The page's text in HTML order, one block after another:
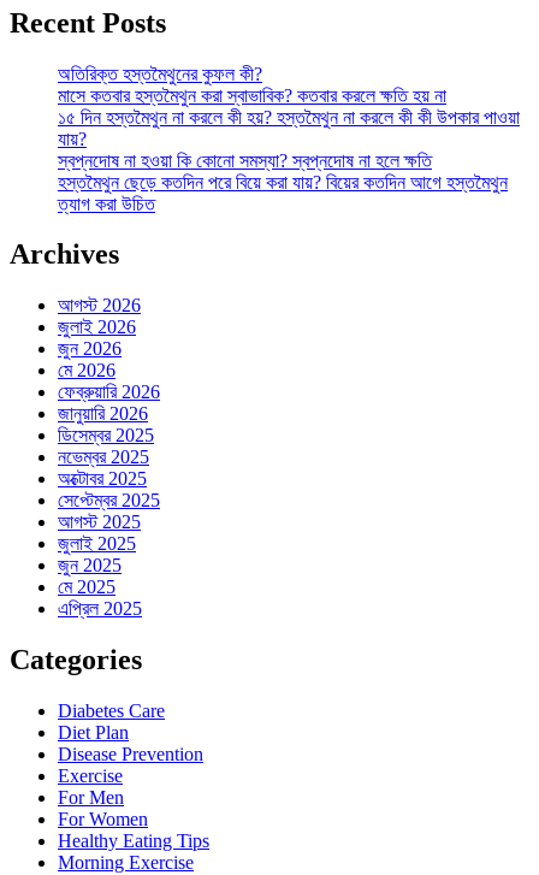
Recent Posts
অতিরিক্ত হস্তমৈথুনের কুফল কী?
মাসে কতবার হস্তমৈথুন করা স্বাভাবিক? কতবার করলে ক্ষতি হয় না
১৫ দিন হস্তমৈথুন না করলে কী হয়? হস্তমৈথুন না করলে কী কী উপকার পাওয়া
যায়?
স্বপ্নদোষ না হওয়া কি কোনো সমস্যা? স্বপ্নদোষ না হলে ক্ষতি
হস্তমৈথুন ছেড়ে কতদিন পরে বিয়ে করা যায়? বিয়ের কতদিন আগে হস্তমৈথুন
ত্যাগ করা উচিত
Archives
আগস্ট 2026
জুলাই 2026
জুন 2026
মে 2026
ফেব্রুয়ারি 2026
জানুয়ারি 2026
ডিসেম্বর 2025
নভেম্বর 2025
অক্টোবর 2025
সেপ্টেম্বর 2025
আগস্ট 2025
জুলাই 2025
জুন 2025
মে 2025
এপ্রিল 2025
Categories
Diabetes Care
Diet Plan
Disease Prevention
Exercise
For Men
For Women
Healthy Eating Tips
Morning Exercise